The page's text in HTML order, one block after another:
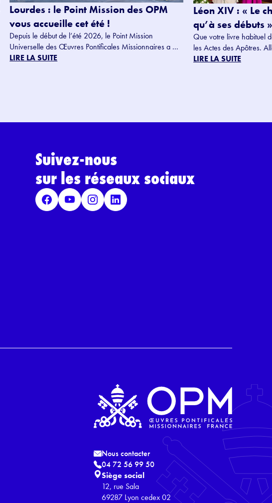
Lourdes : le Point Mission des OPM
vous accueille cet été !
Depuis le début de l’été 2026, le Point Mission
Universelle des Œuvres Pontificales Missionnaires a ...
LIRE LA SUITE
Léon XIV : « Le
qu’à ses débuts
Que votre livre habituel
les Actes des Apôtres.
LIRE LA SUITE
Suivez-nous
sur les réseaux sociaux
Nous contacter
04 72 56 99 50
Siège social
12, rue Sala
69287 Lyon cedex 02